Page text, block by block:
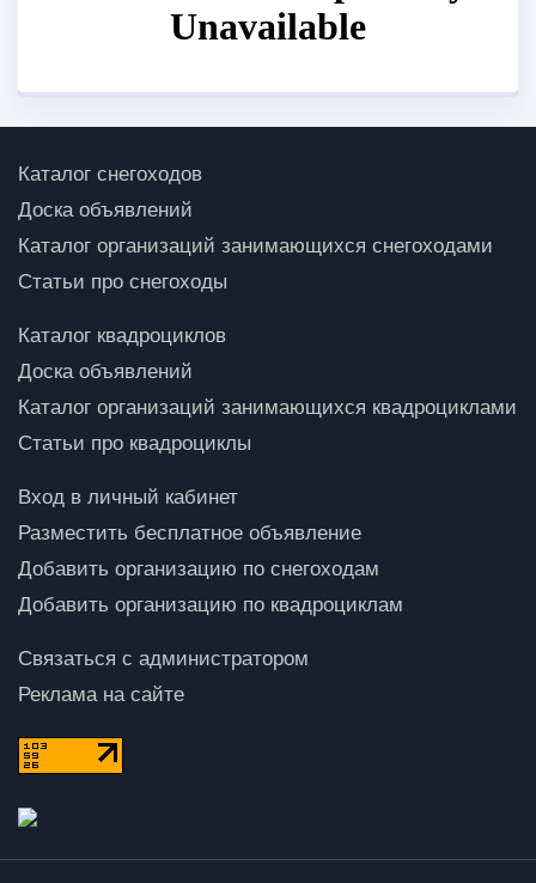
Каталог снегоходов
Доска объявлений
Каталог организаций занимающихся снегоходами
Статьи про снегоходы
Каталог квадроциклов
Доска объявлений
Каталог организаций занимающихся квадроциклами
Статьи про квадроциклы
Вход в личный кабинет
Разместить бесплатное объявление
Добавить организацию по снегоходам
Добавить организацию по квадроциклам
Связаться с администратором
Реклама на сайте